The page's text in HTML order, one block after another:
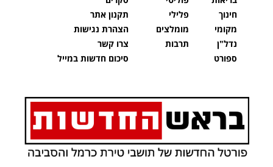
חינוך
מקומי
נדל"ן
ספורט
פלילי
מומלצים
תרבות
תקנון אתר
הצהרת נגישות
צרו קשר
סיכום חדשות במייל